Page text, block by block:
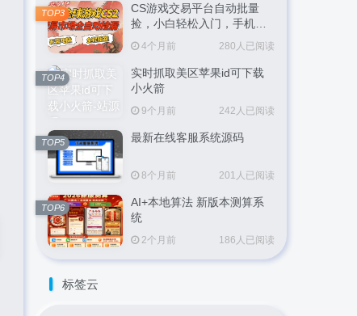
CS游戏交易平台自动批量
捡，小白轻松入门，手机即
可完成全部操作，日入
300+，轻松副业【揭秘】
4个月前 280人已阅读
TOP3
实时抓取美区苹果id可下载
小火箭
9个月前 242人已阅读
TOP4
最新在线客服系统源码
8个月前 201人已阅读
TOP5
AI+本地算法 新版本测算系
统
2个月前 186人已阅读
TOP6
标签云